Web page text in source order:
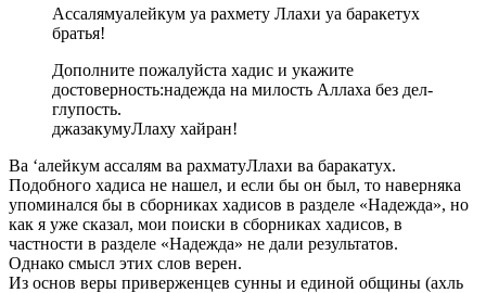
Ассалямуалейкум уа рахмету Ллахи уа баракетух
братья!
Дополните пожалуйста хадис и укажите
достоверность:надежда на милость Аллаха без дел-
глупость.
джазакумуЛлаху хайран!
Ва ‘алейкум ассалям ва рахматуЛлахи ва баракатух.
Подобного хадиса не нашел, и если бы он был, то наверняка
упоминался бы в сборниках хадисов в разделе «Надежда», но
как я уже сказал, мои поиски в сборниках хадисов, в
частности в разделе «Надежда» не дали результатов.
Однако смысл этих слов верен.
Из основ веры приверженцев сунны и единой общины (ахль